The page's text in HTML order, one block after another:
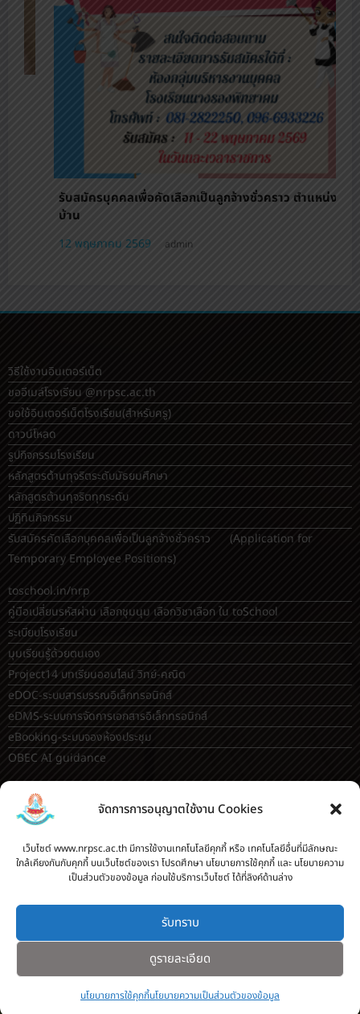
จัดการการอนุญาตใช้งาน Cookies
เว็บไซต์ www.nrpsc.ac.th มีการใช้งานเทคโนโลยีคุกกี้ หรือ เทคโนโลยีอื่นที่มีลักษณะ
ใกล้เคียงกันกับคุกกี้ บนเว็บไซต์ของเรา โปรดศึกษา นโยบายการใช้คุกกี้ และ นโยบายความ
เป็นส่วนตัวของข้อมูล ก่อนใช้บริการเว็บไซต์ ได้ที่ลิงค์ด้านล่าง
รับทราบ
ดูรายละเอียด
นโยบายการใช้คุกกี้นโยบายความเป็นส่วนตัวของข้อมูล
วิธีใช้งานอินเตอร์เน็ต
ขออีเมล์โรงเรียน @nrpsc.ac.th
ขอใช้อินเตอร์เน็ตโรงเรียน(สำหรับครู)
ดาวน์โหลด
รูปกิจกรรมโรงเรียน
หลักสูตรต้านทุจริตระดับมัธยมศึกษา
หลักสูตรต้านทุจริตทุกระดับ
ปฏิทินกิจกรรม
รับสมัครคัดเลือกบุคคลเพื่อเป็นลูกจ้างชั่วคราว (Application for
Temporary Employee Positions)
toschool.in/nrp
คู่มือเปลี่ยนรหัสผ่าน เลือกชุมนุม เลือกวิชาเลือก ใน toSchool
ระเบียบโรงเรียน
มุมเรียนรู้ด้วยตนเอง
Project14 บทเรียนออนไลน์ วิทย์-คณิต
eDOC-ระบบสารบรรณอิเล็กทรอนิกส์
eDMS-ระบบการจัดการเอกสารอิเล็กทรอนิกส์
eBooking-ระบบจองห้องประชุม
OBEC AI guidance
ระบบจองห้อง/สถานที่
ขออนุญาตออกนอกโรงเรียน
ระบบนิเทศการจัดการเรียนการสอน
บันทึกข้อมูลเกียรติบัตร/รายงานการอบรม